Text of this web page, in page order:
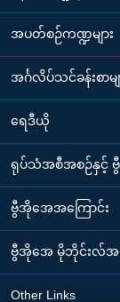
အပတ်စဉ်ကဏ္ဍများ
အင်္ဂလိပ်သင်ခန်းစာမျ
ရေဒီယို
ရုပ်သံအစီအစဉ်နှင့် ဗွီ
ဗွီအိုအေအကြောင်း
ဗွီအိုအေ မိုဘိုင်းလ်အ
Other Links